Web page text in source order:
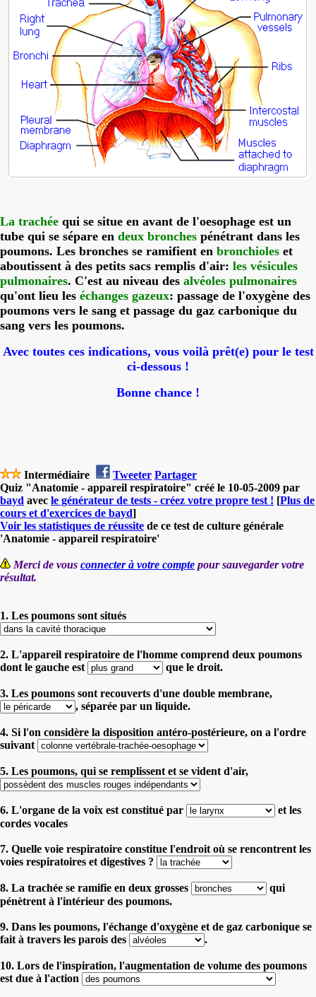
La trachée qui se situe en avant de l'oesophage est un
tube qui se sépare en deux bronches pénétrant dans les
poumons. Les bronches se ramifient en bronchioles et
aboutissent à des petits sacs remplis d'air: les vésicules
pulmonaires. C'est au niveau des alvéoles pulmonaires
qu'ont lieu les échanges gazeux: passage de l'oxygène des
poumons vers le sang et passage du gaz carbonique du
sang vers les poumons.
Avec toutes ces indications, vous voilà prêt(e) pour le test
ci-dessous !
Bonne chance !
Intermédiaire Tweeter Partager
Quiz "Anatomie - appareil respiratoire" créé le 10-05-2009 par
bayd avec le générateur de tests - créez votre propre test ! [Plus de
cours et d'exercices de bayd]
Voir les statistiques de réussite de ce test de culture générale
'Anatomie - appareil respiratoire'
Merci de vous connecter à votre compte pour sauvegarder votre
résultat.
1. Les poumons sont situés
2. L'appareil respiratoire de l'homme comprend deux poumons
dont le gauche est
que le droit.
3. Les poumons sont recouverts d'une double membrane,
, séparée par un liquide.
4. Si l'on considère la disposition antéro-postérieure, on a l'ordre
suivant
5. Les poumons, qui se remplissent et se vident d'air,
6. L'organe de la voix est constitué par
et les
cordes vocales
7. Quelle voie respiratoire constitue l'endroit où se rencontrent les
voies respiratoires et digestives ?
8. La trachée se ramifie en deux grosses
qui
pénètrent à l'intérieur des poumons.
9. Dans les poumons, l'échange d'oxygène et de gaz carbonique se
fait à travers les parois des
.
10. Lors de l'inspiration, l'augmentation de volume des poumons
est due à l'action